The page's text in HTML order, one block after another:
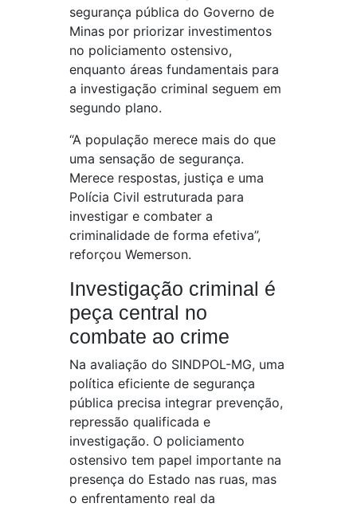
segurança pública do Governo de
Minas por priorizar investimentos
no policiamento ostensivo,
enquanto áreas fundamentais para
a investigação criminal seguem em
segundo plano.
“A população merece mais do que
uma sensação de segurança.
Merece respostas, justiça e uma
Polícia Civil estruturada para
investigar e combater a
criminalidade de forma efetiva”,
reforçou Wemerson.
Investigação criminal é
peça central no
combate ao crime
Na avaliação do SINDPOL-MG, uma
política eficiente de segurança
pública precisa integrar prevenção,
repressão qualificada e
investigação. O policiamento
ostensivo tem papel importante na
presença do Estado nas ruas, mas
o enfrentamento real da